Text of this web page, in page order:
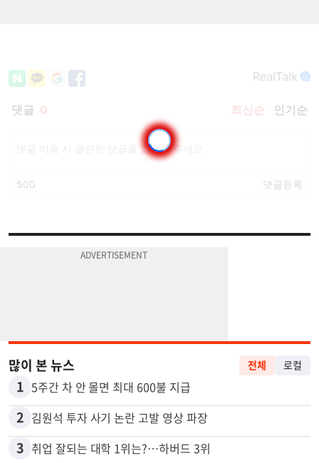
많이 본 뉴스
1 5주간 차 안 몰면 최대 600불 지급
2 김원석 투자 사기 논란 고발 영상 파장